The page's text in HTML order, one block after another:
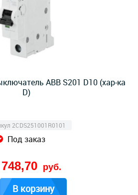
ABB S201 D10 (хар-ка
D)
2CDS251001R0101
Под заказ
руб.
В корзину